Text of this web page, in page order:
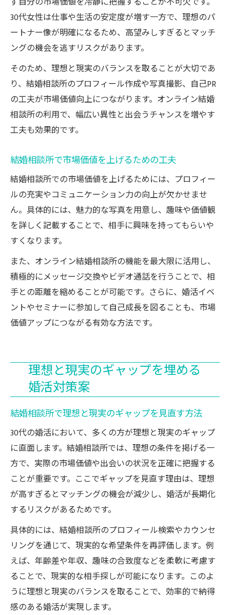
30代女性は仕事や生活の安定度が増す一方で、理想のパ
ートナー像が明確になるため、高望みしすぎるとマッチ
ングの機会を逃すリスクがあります。
そのため、理想と現実のバランスを取ることが大切であ
り、結婚相談所のプロフィール作成や写真撮影、自己PR
の工夫が市場価値向上につながります。オンライン結婚
相談所の利用で、幅広い異性と出会うチャンスを増やす
工夫も効果的です。
結婚相談所で市場価値を上げるための工夫
結婚相談所での市場価値を上げるためには、プロフィー
ルの充実やコミュニケーション力の向上が欠かせませ
ん。具体的には、魅力的な写真を用意し、趣味や価値観
を詳しく記載することで、相手に興味を持ってもらいや
すくなります。
また、オンライン結婚相談所の機能を最大限に活用し、
積極的にメッセージ交換やビデオ通話を行うことで、相
手との距離を縮めることが可能です。さらに、婚活イベ
ントやセミナーに参加して自己成長を図ることも、市場
価値アップにつながる有効な方法です。
理想と現実のギャップを埋める
婚活対策案
結婚相談所で理想と現実のギャップを見直す方法
30代の婚活において、多くの方が理想と現実のギャップ
に直面します。結婚相談所では、理想の条件を掲げる一
方で、実際の市場価値や出会いの状況を正確に把握する
ことが重要です。ここでギャップを見直す理由は、理想
が高すぎるとマッチングの機会が減少し、婚活が長期化
するリスクがあるためです。
具体的には、結婚相談所のプロフィール検索やカウンセ
リングを通じて、現実的な希望条件を再評価します。例
えば、年齢差や年収、趣味の合致度などを柔軟に考慮す
ることで、現実的な相手探しが可能になります。このよ
うに理想と現実のバランスを取ることで、効率的で納得
感のある婚活が実現します。